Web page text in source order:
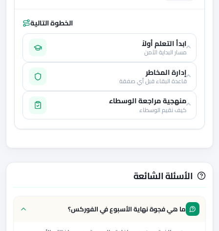
الخطوة التالية
ابدأ التعلم أولاً
مسار البداية الآمن
إدارة المخاطر
قاعدة البقاء قبل أي صفقة
منهجية مراجعة الوسطاء
كيف نقيم الوسطاء
الأسئلة الشائعة
ما هي فجوة نهاية الأسبوع في الفوركس؟